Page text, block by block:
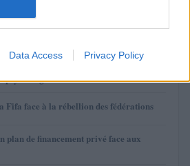
Data Access Privacy Policy
numérique et exploration
et à l’éducation
Fifa face à la rébellion des fédérations
plan de financement privé face aux